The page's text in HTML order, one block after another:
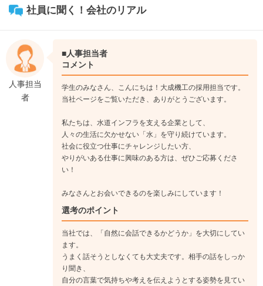
社員に聞く！会社のリアル
人事担当
者
■人事担当者
コメント
学生のみなさん、こんにちは！大成機工の採用担当です。
当社ページをご覧いただき、ありがとうございます。
私たちは、水道インフラを支える企業として、
人々の生活に欠かせない「水」を守り続けています。
社会に役立つ仕事にチャレンジしたい方、
やりがいある仕事に興味のある方は、ぜひご応募くださ
い！
みなさんとお会いできるのを楽しみにしています！
選考のポイント
当社では、「自然に会話できるかどうか」を大切にしてい
ます。
うまく話そうとしなくても大丈夫です。相手の話をしっか
り聞き、
自分の言葉で気持ちや考えを伝えようとする姿勢を見てい